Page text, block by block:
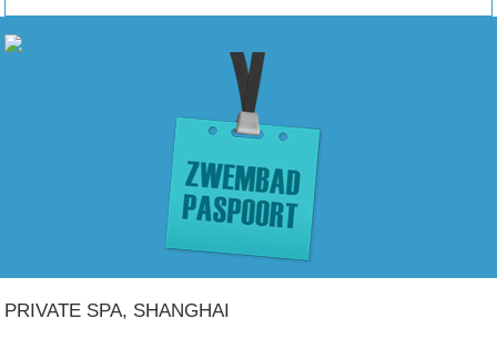
PRIVATE SPA, SHANGHAI